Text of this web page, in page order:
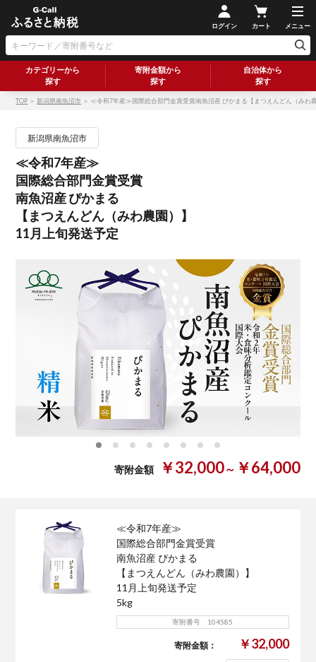
ログイン カート メニュー
カテゴリーから
探す
寄附金額から
探す
自治体から
探す
TOP ＞ 新潟県南魚沼市 ＞ ≪令和7年産≫国際総合部門金賞受賞南魚沼産 ぴかまる【まつえんどん（みわ
新潟県南魚沼市
≪令和7年産≫
国際総合部門金賞受賞
南魚沼産 ぴかまる
【まつえんどん（みわ農園）】
11月上旬発送予定
寄附金額 ￥32,000～ ￥64,000
≪令和7年産≫
国際総合部門金賞受賞
南魚沼産 ぴかまる
【まつえんどん（みわ農園）】
11月上旬発送予定
5kg
寄附番号 104585
寄附金額： ￥32,000